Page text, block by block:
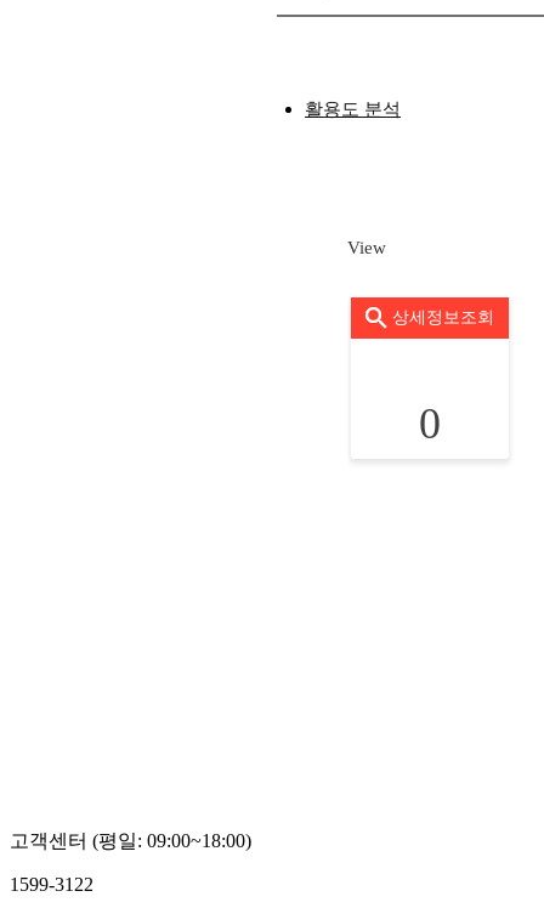
활용도 분석
View
상세정보조회
0
고객센터 (평일: 09:00~18:00)
1599-3122